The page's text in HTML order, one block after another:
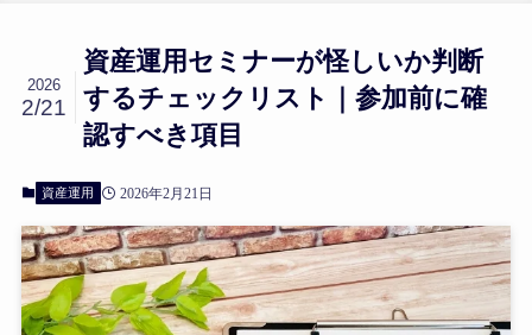
資産運用セミナーが怪しいか判断
するチェックリスト｜参加前に確
認すべき項目
2026
2/21
資産運用 2026年2月21日